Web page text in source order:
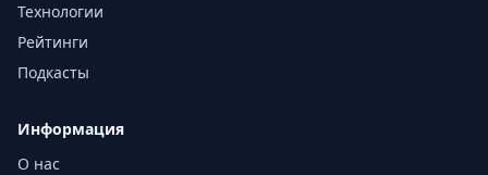
Технологии
Рейтинги
Подкасты
Информация
О нас